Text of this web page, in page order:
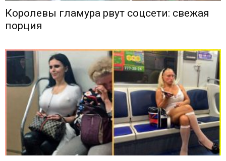
Королевы гламура рвут соцсети: свежая
порция